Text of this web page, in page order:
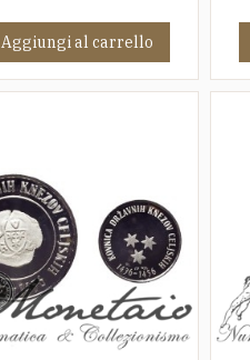
Aggiungi al carrello